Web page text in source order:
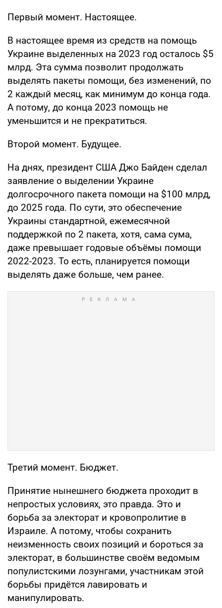
Первый момент. Настоящее.
В настоящее время из средств на помощь
Украине выделенных на 2023 год осталось $5
млрд. Эта сумма позволит продолжать
выделять пакеты помощи, без изменений, по
2 каждый месяц, как минимум до конца года.
А потому, до конца 2023 помощь не
уменьшится и не прекратиться.
Второй момент. Будущее.
На днях, президент США Джо Байден сделал
заявление о выделении Украине
долгосрочного пакета помощи на $100 млрд,
до 2025 года. По сути, это обеспечение
Украины стандартной, ежемесячной
поддержкой по 2 пакета, хотя, сама сума,
даже превышает годовые объёмы помощи
2022-2023. То есть, планируется помощи
выделять даже больше, чем ранее.
Третий момент. Бюджет.
Принятие нынешнего бюджета проходит в
непростых условиях, это правда. Это и
борьба за электорат и кровопролитие в
Израиле. А потому, чтобы сохранить
неизменность своих позиций и бороться за
электорат, в большинстве своём ведомым
популистскими лозунгами, участникам этой
борьбы придётся лавировать и
манипулировать.